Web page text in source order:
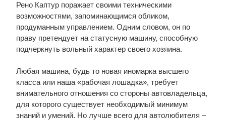
Рено Каптур поражает своими техническими
возможностями, запоминающимся обликом,
продуманным управлением. Одним словом, он по
праву претендует на статусную машину, способную
подчеркнуть вольный характер своего хозяина.
Любая машина, будь то новая иномарка высшего
класса или наша «рабочая лошадка», требует
внимательного отношения со стороны автовладельца,
для которого существует необходимый минимум
знаний и умений. Но лучше всего для автолюбителя –